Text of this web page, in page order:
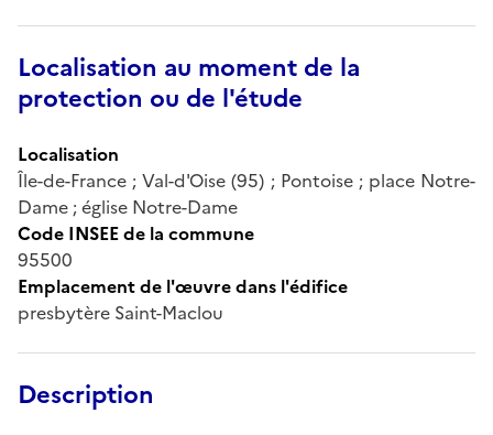
Localisation au moment de la
protection ou de l'étude
Localisation
Île-de-France ; Val-d'Oise (95) ; Pontoise ; place Notre-
Dame ; église Notre-Dame
Code INSEE de la commune
95500
Emplacement de l'œuvre dans l'édifice
presbytère Saint-Maclou
Description